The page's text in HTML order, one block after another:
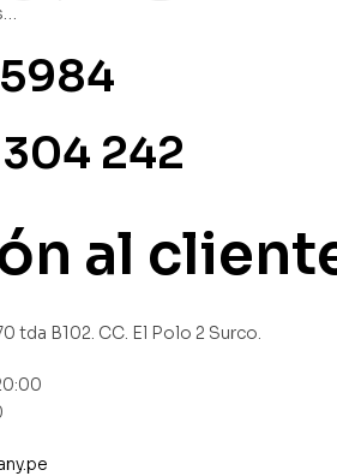
304 242
al
tda B102. CC. El Polo 2 Surco.